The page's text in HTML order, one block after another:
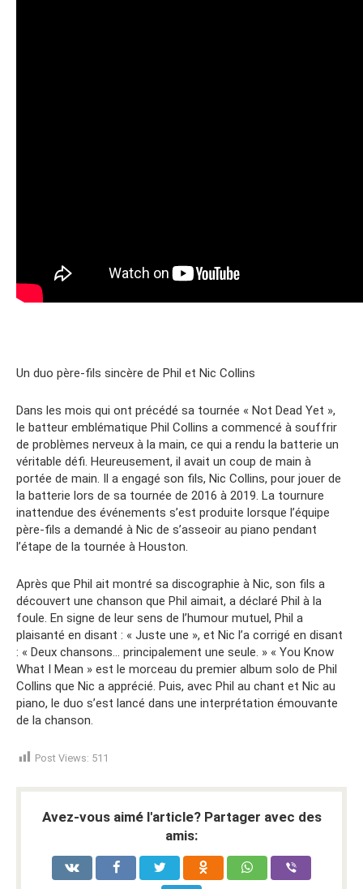
Un duo père-fils sincère de Phil et Nic Collins
Dans les mois qui ont précédé sa tournée « Not Dead Yet »,
le batteur emblématique Phil Collins a commencé à souffrir
de problèmes nerveux à la main, ce qui a rendu la batterie un
véritable défi. Heureusement, il avait un coup de main à
portée de main. Il a engagé son fils, Nic Collins, pour jouer de
la batterie lors de sa tournée de 2016 à 2019. La tournure
inattendue des événements s’est produite lorsque l’équipe
père-fils a demandé à Nic de s’asseoir au piano pendant
l’étape de la tournée à Houston.
Après que Phil ait montré sa discographie à Nic, son fils a
découvert une chanson que Phil aimait, a déclaré Phil à la
foule. En signe de leur sens de l’humour mutuel, Phil a
plaisanté en disant : « Juste une », et Nic l’a corrigé en disant
: « Deux chansons… principalement une seule. » « You Know
What I Mean » est le morceau du premier album solo de Phil
Collins que Nic a apprécié. Puis, avec Phil au chant et Nic au
piano, le duo s’est lancé dans une interprétation émouvante
de la chanson.
Post Views: 511
Avez-vous aimé l'article? Partager avec des
amis: